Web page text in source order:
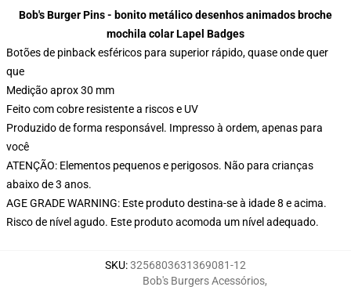
Bob's Burger Pins - bonito metálico desenhos animados broche
mochila colar Lapel Badges
Botões de pinback esféricos para superior rápido, quase onde quer
que
Medição aprox 30 mm
Feito com cobre resistente a riscos e UV
Produzido de forma responsável. Impresso à ordem, apenas para
você
ATENÇÃO: Elementos pequenos e perigosos. Não para crianças
abaixo de 3 anos.
AGE GRADE WARNING: Este produto destina-se à idade 8 e acima.
Risco de nível agudo. Este produto acomoda um nível adequado.
SKU:3256803631369081-12
Bob's Burgers Acessórios,